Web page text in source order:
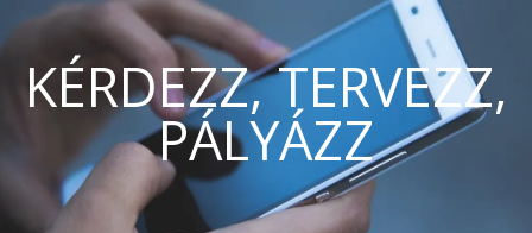
KÉRDEZZ, TERVEZZ,
PÁLYÁZZ